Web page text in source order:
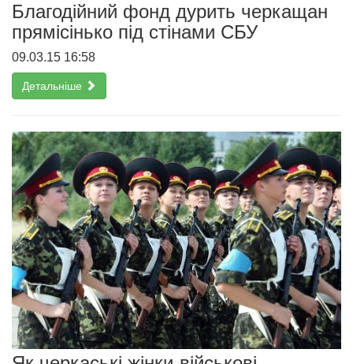
Благодійний фонд дурить черкащан
прямісінько під стінами СБУ
09.03.15 16:58
Детальніше